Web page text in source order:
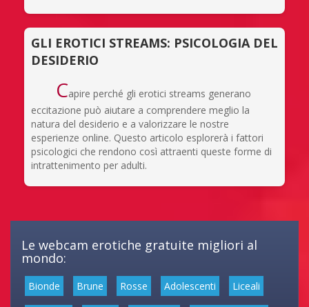
GLI EROTICI STREAMS: PSICOLOGIA DEL
DESIDERIO
Capire perché gli erotici streams generano
eccitazione può aiutare a comprendere meglio la
natura del desiderio e a valorizzare le nostre
esperienze online. Questo articolo esplorerà i fattori
psicologici che rendono così attraenti queste forme di
intrattenimento per adulti.
Le webcam erotiche gratuite migliori al
mondo:
Bionde Brune Rosse Adolescenti Liceali